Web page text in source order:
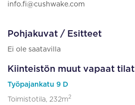
info.fi@cushwake.com
Pohjakuvat / Esitteet
Ei ole saatavilla
Kiinteistön muut vapaat tilat
Työpajankatu 9 D
Toimistotila, 232m2